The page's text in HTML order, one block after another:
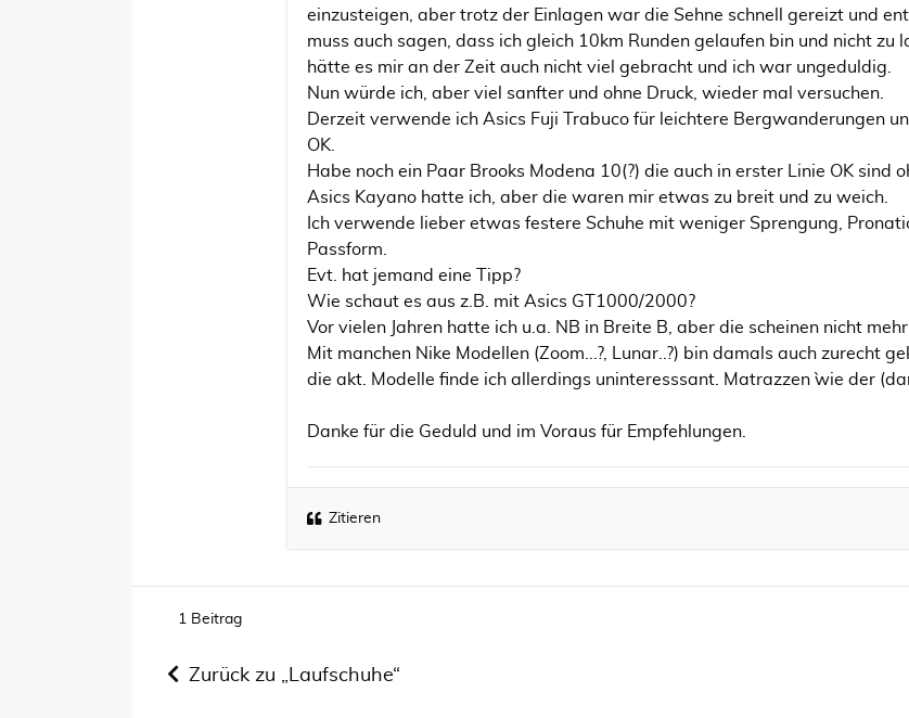
einzusteigen, aber trotz der Einlagen war die Sehne schnell gereizt und
muss auch sagen, dass ich gleich 10km Runden gelaufen bin und nicht
hätte es mir an der Zeit auch nicht viel gebracht und ich war ungeduldig.
Nun würde ich, aber viel sanfter und ohne Druck, wieder mal versuchen.
Derzeit verwende ich Asics Fuji Trabuco für leichtere Bergwanderungen
OK.
Habe noch ein Paar Brooks Modena 10(?) die auch in erster Linie OK sind
Asics Kayano hatte ich, aber die waren mir etwas zu breit und zu weich.
Ich verwende lieber etwas festere Schuhe mit weniger Sprengung,
Passform.
Evt. hat jemand eine Tipp?
Wie schaut es aus z.B. mit Asics GT1000/2000?
Vor vielen Jahren hatte ich u.a. NB in Breite B, aber die scheinen nicht
Mit manchen Nike Modellen (Zoom...?, Lunar..?) bin damals auch zurecht
die akt. Modelle finde ich allerdings uninteresssant. Matrazzen `wie der
Danke für die Geduld und im Voraus für Empfehlungen.
Zitieren
1 Beitrag
Zurück zu „Laufschuhe“